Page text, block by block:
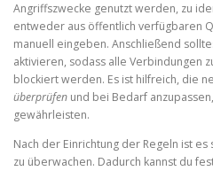
Angriffszwecke genutzt werden, zu
entweder aus öffentlich verfügbaren
manuell eingeben. Anschließend
aktivieren, sodass alle Verbindungen
blockiert werden. Es ist hilfreich, die
überprüfen und bei Bedarf
gewährleisten.
Nach der Einrichtung der Regeln ist
zu überwachen. Dadurch kannst du